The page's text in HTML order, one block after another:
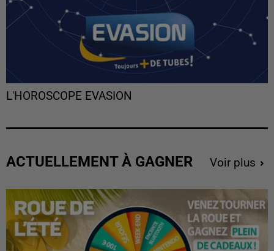
L'HOROSCOPE EVASION
ACTUELLEMENT À GAGNER Voir plus